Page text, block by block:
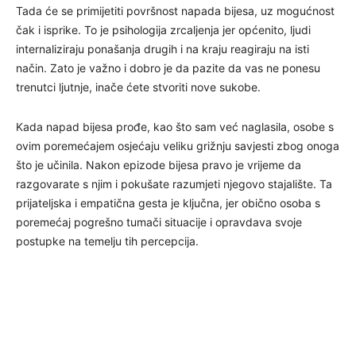
Tada će se primijetiti površnost napada bijesa, uz mogućnost
čak i isprike. To je psihologija zrcaljenja jer općenito, ljudi
internaliziraju ponašanja drugih i na kraju reagiraju na isti
način. Zato je važno i dobro je da pazite da vas ne ponesu
trenutci ljutnje, inače ćete stvoriti nove sukobe.
Kada napad bijesa prođe, kao što sam već naglasila, osobe s
ovim poremećajem osjećaju veliku grižnju savjesti zbog onoga
što je učinila. Nakon epizode bijesa pravo je vrijeme da
razgovarate s njim i pokušate razumjeti njegovo stajalište. Ta
prijateljska i empatična gesta je ključna, jer obično osoba s
poremećaj pogrešno tumači situacije i opravdava svoje
postupke na temelju tih percepcija.